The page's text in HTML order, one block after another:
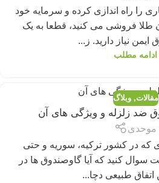
را راه اندازی کرده و سرمایه خود
طلا فروشی می کنید، قطعا به یک
ایمن نیاز دارید. ز...
ادامه مطلب
مقالات,وبلاگ
ضد زلزله و ویژگی های آن
موحدی
که در کشور ترکیه، سوریه و حتی
سوال کنید که آیا گاوصندوق ها در
اتفاق طبیعی دچا...